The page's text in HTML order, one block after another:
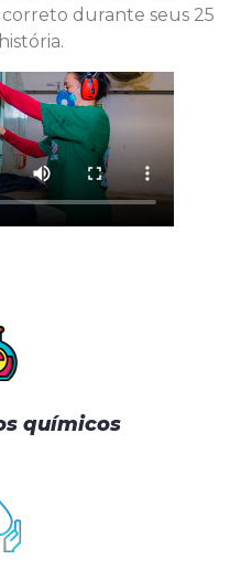
durante seus 25
químicos